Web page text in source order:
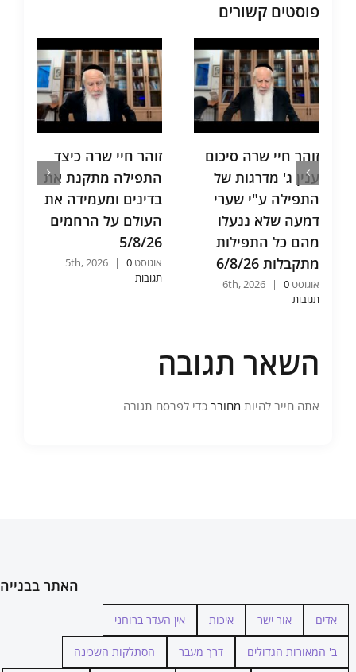
פוסטים קשורים
זוהר חיי שרה סיכום
ענין ג' מדרגות של
התפילה ע"י שערי
דמעה שלא ננעלו
מהם כל התפילות
מתקבלות 6/8/26
| 0
זוהר חיי שרה כיצד
התפילה מתקנת את
בדינים ומעמידה את
העולם על הרחמים
5/8/26
| 0
השאר תגובה
אתה חייב להיות מחובר כדי לפרסם תגובה
האתר בבנייה
אדים אור ישר איכות אין העדר ברוחני
ב' המאורות הגדולים דרך מעבר הסתלקות השכינה